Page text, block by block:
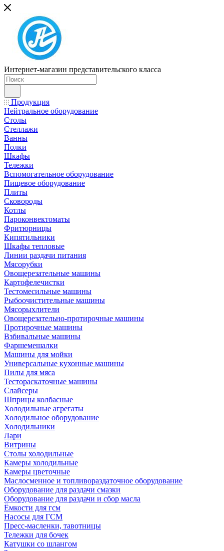
Интернет-магазин представительского класса
Продукция
Нейтральное оборудование
Столы
Стеллажи
Ванны
Полки
Шкафы
Тележки
Вспомогательное оборудование
Пищевое оборудование
Плиты
Сковороды
Котлы
Пароконвектоматы
Фритюрницы
Кипятильники
Шкафы тепловые
Линии раздачи питания
Мясорубки
Овощерезательные машины
Картофелечистки
Тестомесильные машины
Рыбоочистительные машины
Мясорыхлители
Овощерезательно-протирочные машины
Протирочные машины
Взбивальные машины
Фаршемешалки
Машины для мойки
Универсальные кухонные машины
Пилы для мяса
Тестораскаточные машины
Слайсеры
Шприцы колбасные
Холодильные агрегаты
Холодильное оборудование
Холодильники
Лари
Витрины
Столы холодильные
Камеры холодильные
Камеры цветочные
Маслосменное и топливораздаточное оборудование
Оборудование для раздачи смазки
Оборудование для раздачи и сбор масла
Ёмкости для гсм
Насосы для ГСМ
Пресс-масленки, тавотницы
Тележки для бочек
Катушки со шлангом